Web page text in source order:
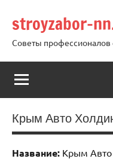
содержимому
stroyzabor-
Советы профессионалов
Крым Авто
Название: Крым